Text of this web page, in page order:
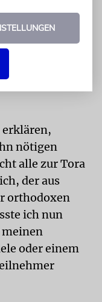
des
und
einem Minjan
erklären,
nötigen
alle zur Tora
der aus
orthodoxen
ich nun
meinen
oder einem